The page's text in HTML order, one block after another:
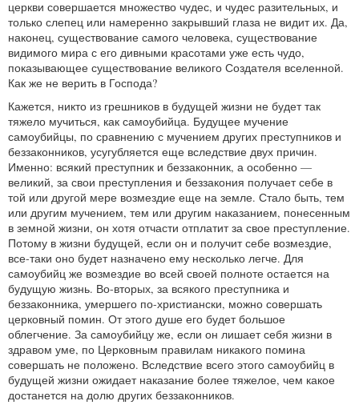
церкви совершается множество чудес, и чудес разительных, и
только слепец или намеренно закрывший глаза не видит их. Да,
наконец, существование самого человека, существование
видимого мира с его дивными красотами уже есть чудо,
показывающее существование великого Создателя вселенной.
Как же не верить в Господа?
Кажется, никто из грешников в будущей жизни не будет так
тяжело мучиться, как самоубийца. Будущее мучение
самоубийцы, по сравнению с мучением других преступников и
беззаконников, усугубляется еще вследствие двух причин.
Именно: всякий преступник и беззаконник, а особенно —
великий, за свои преступления и беззакония получает себе в
той или другой мере возмездие еще на земле. Стало быть, тем
или другим мучением, тем или другим наказанием, понесенным
в земной жизни, он хотя отчасти отплатит за свое преступление.
Потому в жизни будущей, если он и получит себе возмездие,
все-таки оно будет назначено ему несколько легче. Для
самоубийц же возмездие во всей своей полноте остается на
будущую жизнь. Во-вторых, за всякого преступника и
беззаконника, умершего по-христиански, можно совершать
церковный помин. От этого душе его будет большое
облегчение. За самоубийцу же, если он лишает себя жизни в
здравом уме, по Церковным правилам никакого помина
совершать не положено. Вследствие всего этого самоубийц в
будущей жизни ожидает наказание более тяжелое, чем какое
достанется на долю других беззаконников.